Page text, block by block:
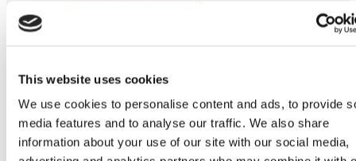
This website uses cookies
We use cookies to personalise content and ads, to provide
media features and to analyse our traffic. We also share
information about your use of our site with our social media,
Stal benodigdheden
Ambic onderdelen
stalartikelen
Skelex
Home